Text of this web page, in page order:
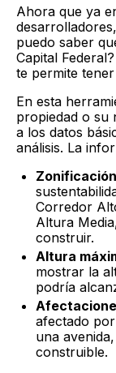
Ahora que ya
puedo saber
Capital
te permite
En esta
propiedad o su
a los datos
análisis. La
Corredor
Altura
construir.
Altura
mostrar la
podría
afectado
una
construible.